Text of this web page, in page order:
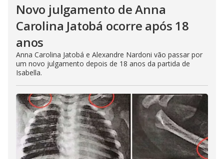
Novo julgamento de Anna
Carolina Jatobá ocorre após 18
anos
Anna Carolina Jatobá e Alexandre Nardoni vão passar por
um novo julgamento depois de 18 anos da partida de
Isabella.